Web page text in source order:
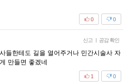
0
0
신고 | 공감 확인
들한테도 길을 열어주거나 민간시술사 자
만들면 좋겠네
0
1